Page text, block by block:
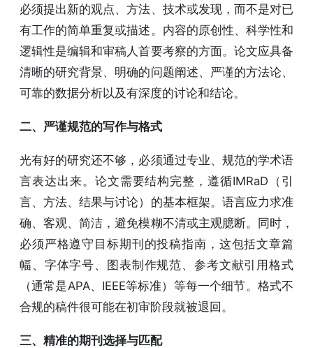
必须提出新的观点、方法、技术或发现，而不是对已
有工作的简单重复或描述。内容的原创性、科学性和
逻辑性是编辑和审稿人首要考察的方面。论文应具备
清晰的研究背景、明确的问题阐述、严谨的方法论、
可靠的数据分析以及有深度的讨论和结论。
二、严谨规范的写作与格式
光有好的研究还不够，必须通过专业、规范的学术语
言表达出来。论文需要结构完整，遵循IMRaD（引
言、方法、结果与讨论）的基本框架。语言应力求准
确、客观、简洁，避免模糊不清或主观臆断。同时，
必须严格遵守目标期刊的投稿指南，这包括文章篇
幅、字体字号、图表制作规范、参考文献引用格式
（通常是APA、IEEE等标准）等每一个细节。格式不
合规的稿件很可能在初审阶段就被退回。
三、精准的期刊选择与匹配